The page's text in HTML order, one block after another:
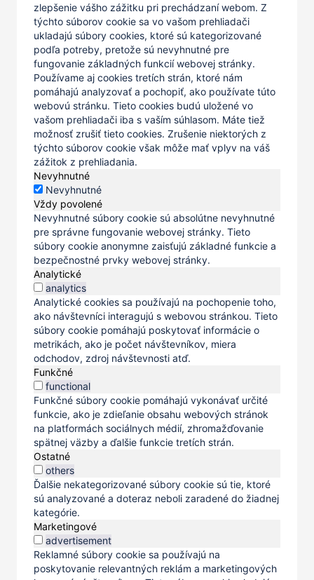
zlepšenie vášho zážitku pri prechádzaní webom. Z
týchto súborov cookie sa vo vašom prehliadači
ukladajú súbory cookies, ktoré sú kategorizované
podľa potreby, pretože sú nevyhnutné pre
fungovanie základných funkcií webovej stránky.
Používame aj cookies tretích strán, ktoré nám
pomáhajú analyzovať a pochopiť, ako používate túto
webovú stránku. Tieto cookies budú uložené vo
vašom prehliadači iba s vaším súhlasom. Máte tiež
možnosť zrušiť tieto cookies. Zrušenie niektorých z
týchto súborov cookie však môže mať vplyv na váš
zážitok z prehliadania.
Nevyhnutné
Nevyhnutné
Vždy povolené
Nevyhnutné súbory cookie sú absolútne nevyhnutné
pre správne fungovanie webovej stránky. Tieto
súbory cookie anonymne zaisťujú základné funkcie a
bezpečnostné prvky webovej stránky.
Analytické
analytics
Analytické cookies sa používajú na pochopenie toho,
ako návštevníci interagujú s webovou stránkou. Tieto
súbory cookie pomáhajú poskytovať informácie o
metrikách, ako je počet návštevníkov, miera
odchodov, zdroj návštevnosti atď.
Funkčné
functional
Funkčné súbory cookie pomáhajú vykonávať určité
funkcie, ako je zdieľanie obsahu webových stránok
na platformách sociálnych médií, zhromažďovanie
spätnej väzby a ďalšie funkcie tretích strán.
Ostatné
others
Ďalšie nekategorizované súbory cookie sú tie, ktoré
sú analyzované a doteraz neboli zaradené do žiadnej
kategórie.
Marketingové
advertisement
Reklamné súbory cookie sa používajú na
poskytovanie relevantných reklám a marketingových